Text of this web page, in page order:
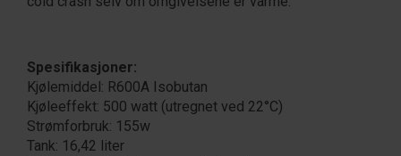
Spesifikasjoner:
Kjølemiddel: R600A Isobutan
Kjøleeffekt: 500 watt (utregnet ved 22°C)
Strømforbruk: 155w
Tank: 16,42 liter